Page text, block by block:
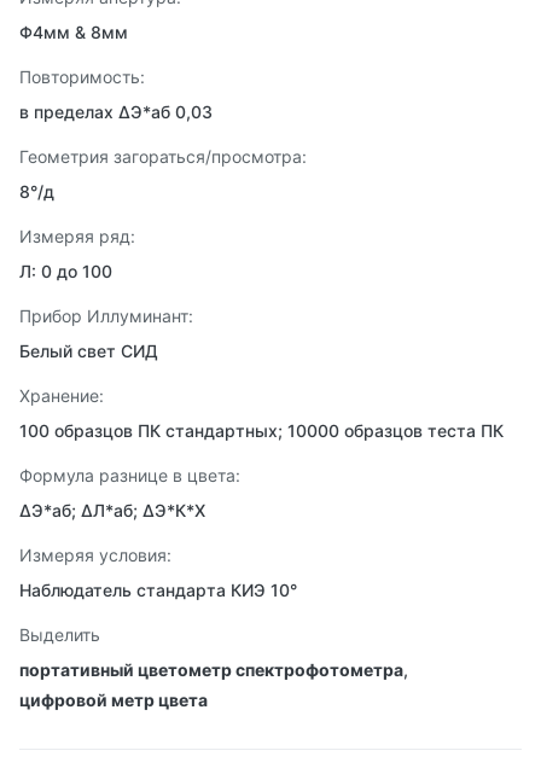
Φ4мм & 8мм
Повторимость:
в пределах ΔЭ*аб 0,03
Геометрия загораться/просмотра:
8°/д
Измеряя ряд:
Л: 0 до 100
Прибор Иллуминант:
Белый свет СИД
Хранение:
100 образцов ПК стандартных; 10000 образцов теста ПК
Формула разнице в цвета:
ΔЭ*аб; ΔЛ*аб; ΔЭ*К*Х
Измеряя условия:
Наблюдатель стандарта КИЭ 10°
Выделить
портативный цветометр спектрофотометра,
цифровой метр цвета